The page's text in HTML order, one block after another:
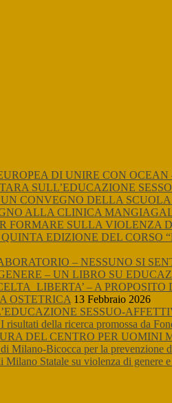
DI UNIRE CON
SULL’EDUCAZIONE
CONVEGNO DELLA
ALLA CLINICA
FORMARE SULLA VIOLENZA
EDIZIONE DEL CORSO
– NESSUNO SI
– UN LIBRO SU
– A PROPOSITO
OSTETRICA 13 Febbraio 2026
SESSUO-
della ricerca promossa da
DEL CENTRO PER
Milano-Bicocca per la prevenzione
Statale su violenza di genere